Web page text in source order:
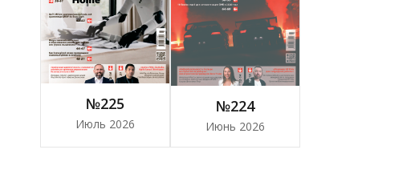
№225
Июль 2026
№224
Июнь 2026